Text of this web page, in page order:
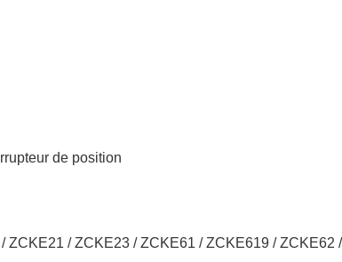
de position
ZCKE21 / ZCKE23 / ZCKE61 / ZCKE619 /